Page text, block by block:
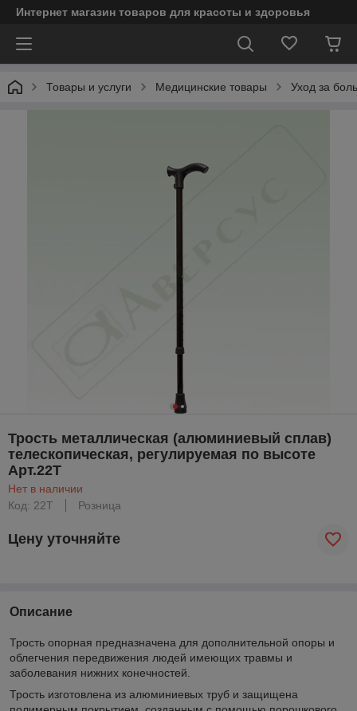
Интернет магазин товаров для красоты и здоровья
Товары и услуги Медицинские товары Уход за
Трость металлическая (алюминиевый сплав)
телескопическая, регулируемая по высоте
Арт.22Т
Нет в наличии
Код: 22Т
Розница
Цену уточняйте
Описание
Трость опорная предназначена для дополнительной опоры и
облегчения передвижения людей имеющих травмы и
заболевания нижних конечностей.
Трость изготовлена из алюминиевых труб и защищена